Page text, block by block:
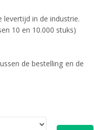
in de industrie.
10 en 10.000 stuks)
de bestelling en de